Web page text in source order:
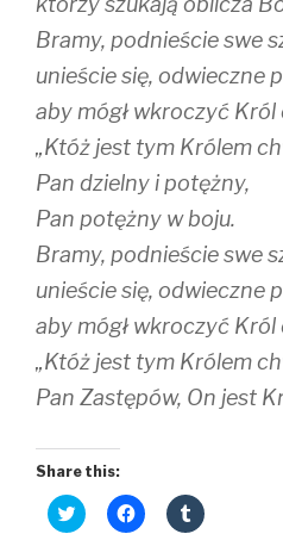
Bramy, podnieście swe
unieście się, odwieczne
aby mógł wkroczyć Król
„Któż jest tym Królem
Pan dzielny i potężny,
Pan potężny w boju.
Bramy, podnieście swe
unieście się, odwieczne
aby mógł wkroczyć Król
„Któż jest tym Królem
Pan Zastępów, On jest
Share this:
C
l
C
l
C
l